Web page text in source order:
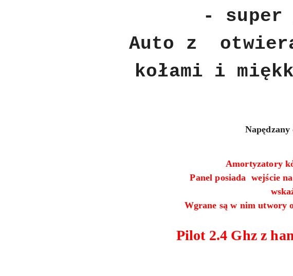
- super
Auto z
kołami i
Amortyzatory
Panel posiada wejście
Wgrane są w nim utwory
Pilot 2.4 Ghz z